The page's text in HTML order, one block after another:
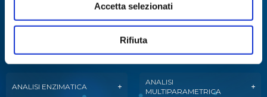
Accetta selezionati
Rifiuta
Specialisti in:
Abbiamo sviluppato soluzioni, tecnologie e
strumenti per diverse applicazioni.
ANALISI ENZIMATICA
ANALISI
MULTIPARAMETRICA